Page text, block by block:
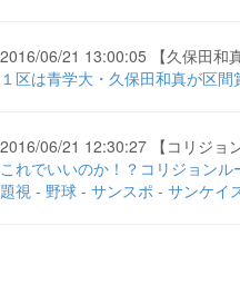
2016/06/21 13:00:05 【久保田和真
１区は青学大・久保田和真が区
2016/06/21 12:30:27 【コリジョ
これでいいのか！？コリジョン
題視 - 野球 - サンスポ - サンケイ